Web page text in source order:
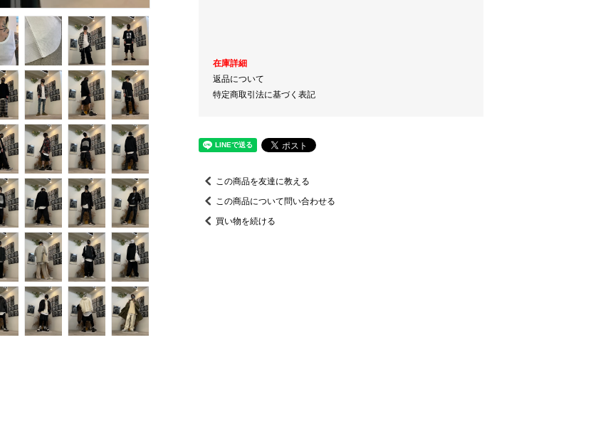
在庫詳細
返品について
特定商取引法に基づく表記
この商品を友達に教える
この商品について問い合わせる
買い物を続ける